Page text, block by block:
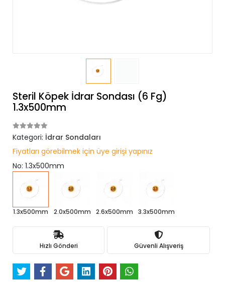
Steril Köpek İdrar Sondası (6 Fg)
1.3x500mm
Kategori: İdrar Sondaları
Fiyatları görebilmek için üye girişi yapınız
No: 1.3x500mm
1.3x500mm 2.0x500mm 2.6x500mm 3.3x500mm
Hızlı Gönderi Güvenli Alışveriş